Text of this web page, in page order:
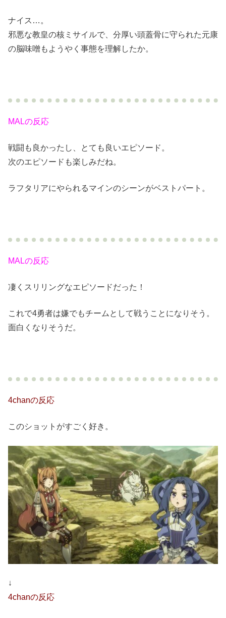
ナイス…。
邪悪な教皇の核ミサイルで、分厚い頭蓋骨に守られた元康
の脳味噌もようやく事態を理解したか。
MALの反応
戦闘も良かったし、とても良いエピソード。
次のエピソードも楽しみだね。
ラフタリアにやられるマインのシーンがベストパート。
MALの反応
凄くスリリングなエピソードだった！
これで4勇者は嫌でもチームとして戦うことになりそう。
面白くなりそうだ。
4chanの反応
このショットがすごく好き。
↓
4chanの反応